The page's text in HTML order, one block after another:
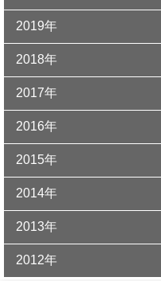
2019年
2018年
2017年
2016年
2015年
2014年
2013年
2012年